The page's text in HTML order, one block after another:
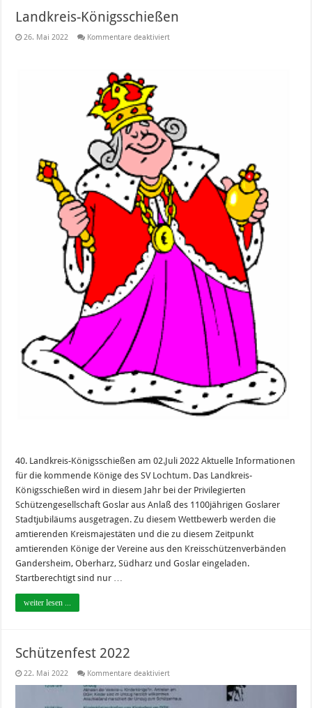
Landkreis-Königsschießen
26. Mai 2022 Kommentare deaktiviertfür
40. Landkreis-Königsschießen am 02.Juli 2022 Aktuelle Informationen
für die kommende Könige des SV Lochtum. Das Landkreis-
Königsschießen wird in diesem Jahr bei der Privilegierten
Schützengesellschaft Goslar aus Anlaß des 1100jährigen Goslarer
Stadtjubiläums ausgetragen. Zu diesem Wettbewerb werden die
amtierenden Kreismajestäten und die zu diesem Zeitpunkt
amtierenden Könige der Vereine aus den Kreisschützenverbänden
Gandersheim, Oberharz, Südharz und Goslar eingeladen.
Startberechtigt sind nur …
weiter lesen ...
Schützenfest 2022
22. Mai 2022 Kommentare deaktiviertfür
2022